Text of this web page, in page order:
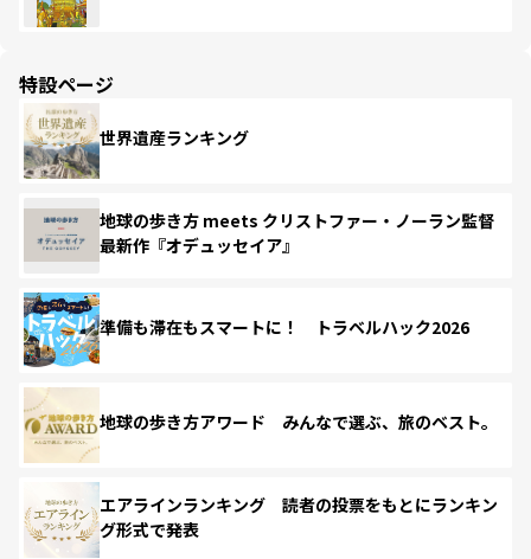
特設ページ
世界遺産ランキング
地球の歩き方 meets クリストファー・ノーラン監督
最新作『オデュッセイア』
準備も滞在もスマートに！ トラベルハック2026
地球の歩き方アワード みんなで選ぶ、旅のベスト。
エアラインランキング 読者の投票をもとにランキン
グ形式で発表